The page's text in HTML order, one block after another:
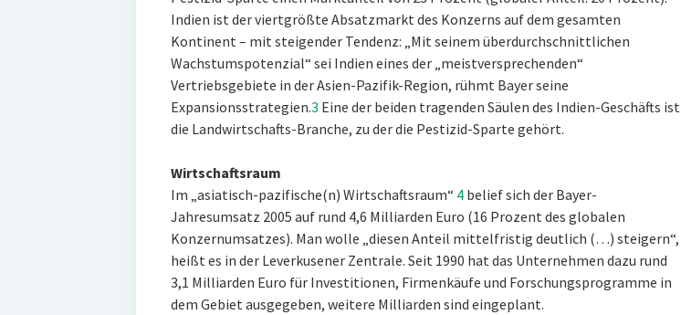
Indien ist der viertgrößte Absatzmarkt des Konzerns auf dem gesamten
Kontinent – mit steigender Tendenz: „Mit seinem überdurchschnittlichen
Wachstumspotenzial“ sei Indien eines der „meistversprechenden“
Vertriebsgebiete in der Asien-Pazifik-Region, rühmt Bayer seine
Expansionsstrategien.3 Eine der beiden tragenden Säulen des Indien-Geschäfts ist
die Landwirtschafts-Branche, zu der die Pestizid-Sparte gehört.
Wirtschaftsraum
Im „asiatisch-pazifische(n) Wirtschaftsraum“ 4belief sich der Bayer-
Jahresumsatz 2005 auf rund 4,6 Milliarden Euro (16 Prozent des globalen
Konzernumsatzes). Man wolle „diesen Anteil mittelfristig deutlich (…) steigern“,
heißt es in der Leverkusener Zentrale. Seit 1990 hat das Unternehmen dazu rund
3,1 Milliarden Euro für Investitionen, Firmenkäufe und Forschungsprogramme in
dem Gebiet ausgegeben, weitere Milliarden sind eingeplant.